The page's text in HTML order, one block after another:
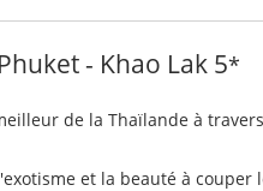
- Khao Lak 5*
de la Thaïlande à
et la beauté à